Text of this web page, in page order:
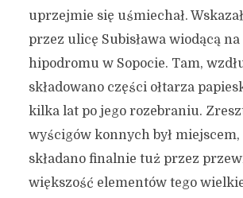
uprzejmie się uśmiechał.
przez ulicę Subisława wiodącą
hipodromu w Sopocie. Tam,
składowano części ołtarza
kilka lat po jego rozebraniu.
wyścigów konnych był miejscem,
składano finalnie tuż przez
większość elementów tego